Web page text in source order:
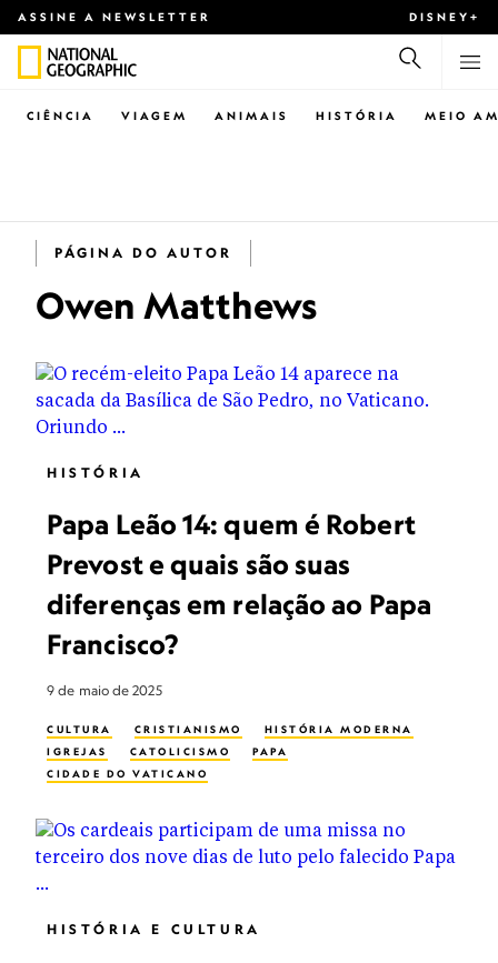
ASSINE A NEWSLETTER DISNEY+
CIÊNCIA VIAGEM ANIMAIS HISTÓRIA MEIO
PÁGINA DO AUTOR
Owen Matthews
HISTÓRIA
Papa Leão 14: quem é Robert
Prevost e quais são suas
diferenças em relação ao Papa
Francisco?
9 de maio de 2025
CULTURA CRISTIANISMO
HISTÓRIA MODERNA
IGREJAS
CATOLICISMO
PAPA
CIDADE DO VATICANO
HISTÓRIA E CULTURA